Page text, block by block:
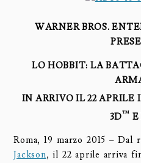
WARNER BROS.
LO HOBBIT: LA
IN ARRIVO IL 22 APRILE
3D™
Roma, 19 marzo 2015 – Dal
Jackson, il 22 aprile arriva